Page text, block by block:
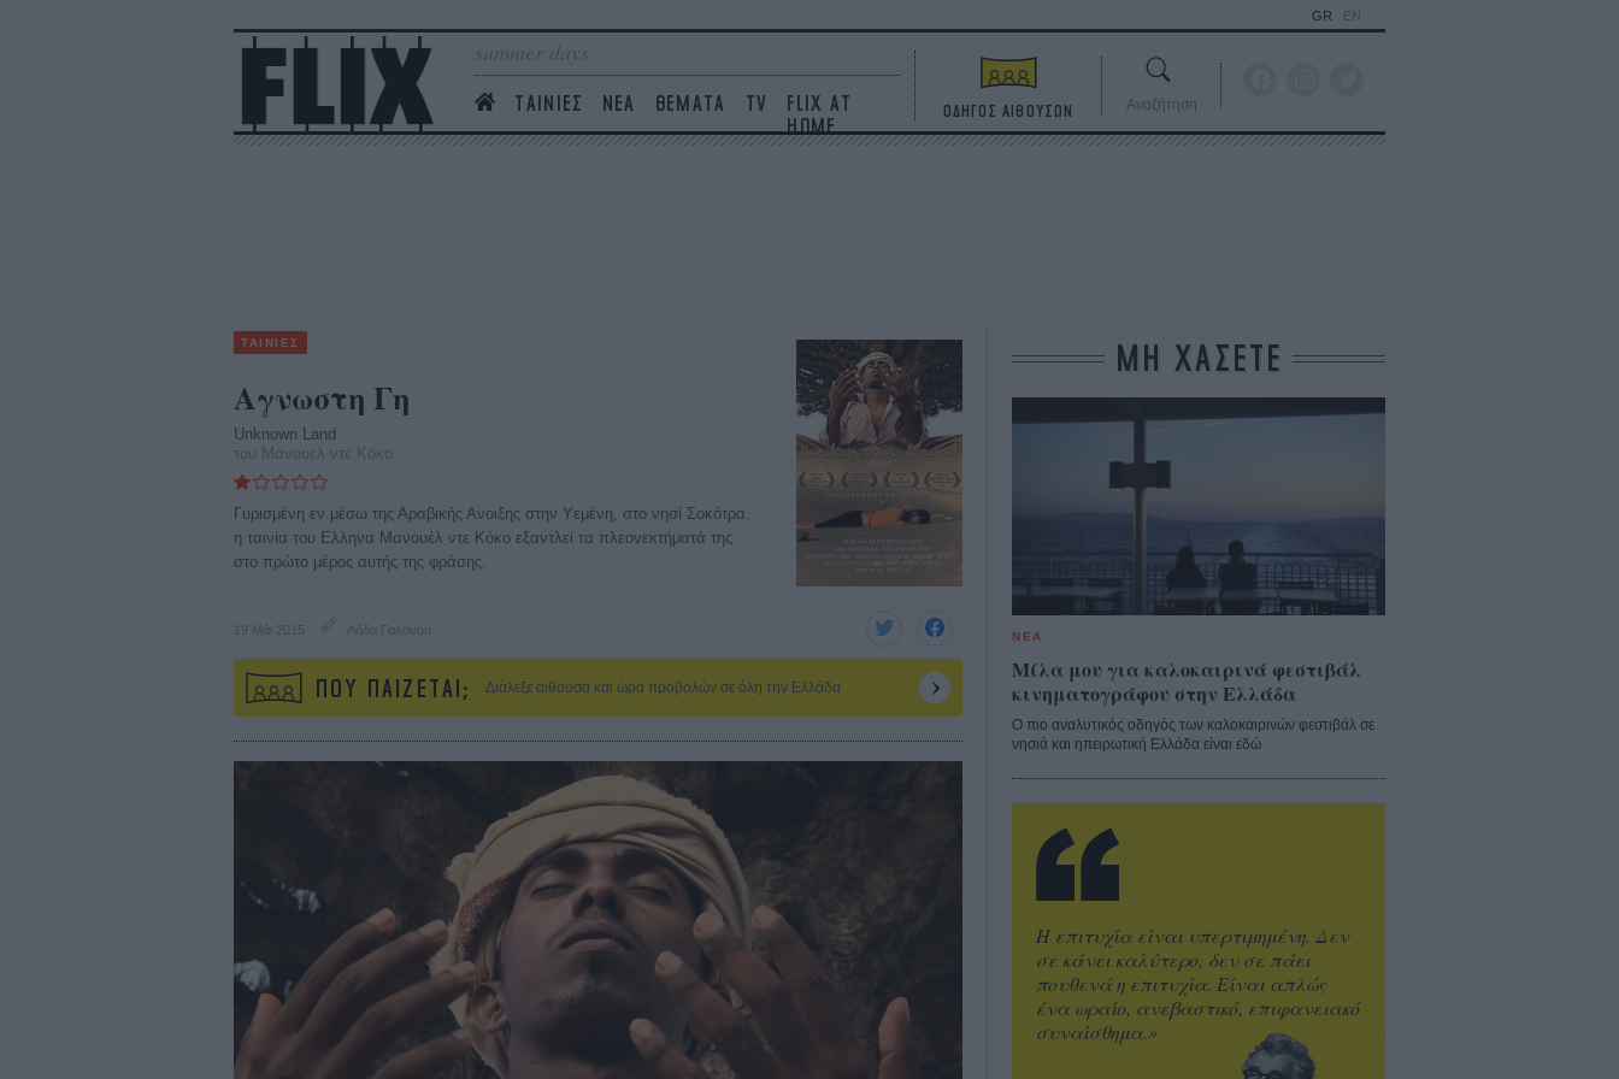
summer days
ΤΑΙΝΙΕΣ ΝΕΑ ΘΕΜΑΤΑ TV
FLIX AT
HOME
GR EN
ΟΔΗΓΟΣ ΑΙΘΟΥΣΩΝ Αναζήτηση
ΤΑΙΝΙΕΣ
Αγνωστη Γη
Unknown Land
του Μάνουελ ντε Κόκο
Γυρισμένη εν μέσω της Αραβικής Ανοιξης στην Υεμένη, στο νησί Σοκότρα,
η ταινία του Ελληνα Μανουέλ ντε Κόκο εξαντλεί τα πλεονεκτήματά της
στο πρώτο μέρος αυτής της φράσης.
19 Μάι 2015 Λήδα Γαλανού
ΠΟΥ ΠΑΙΖΕΤΑΙ; Διάλεξε αίθουσα και ώρα προβολών σε όλη την Ελλάδα
ΜΗ ΧΑΣΕΤΕ
ΝΕΑ
Μίλα μου για καλοκαιρινά φεστιβάλ
κινηματογράφου στην Ελλάδα
Ο πιο αναλυτικός οδηγός των καλοκαιρινών φεστιβάλ σε
νησιά και ηπειρωτική Ελλάδα είναι εδώ
Η επιτυχία είναι υπερτιμημένη. Δεν
σε κάνει καλύτερο, δεν σε πάει
πουθενά η επιτυχία. Είναι απλώς
ένα ωραίο, ανεβαστικό, επιφανειακό
συναίσθημα.»